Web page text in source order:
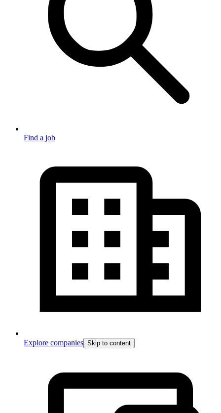
Find a job
Explore companies Skip to content